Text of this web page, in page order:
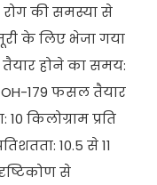
की समस्या से
के लिए भेजा गया
तैयार होने का समय:
179 फसल तैयार
किलोग्राम प्रति
10.5 से 11
से